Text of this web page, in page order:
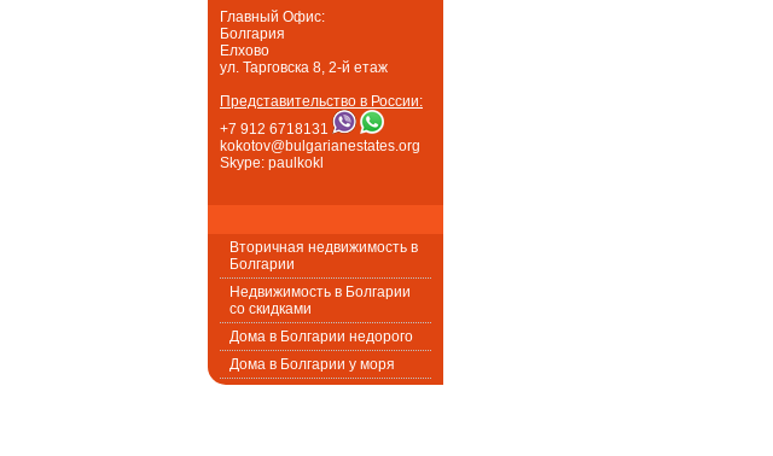
Главный Офис:
Болгария
Елхово
ул. Тарговска 8, 2-й етаж
Представительство в России:
+7 912 6718131
kokotov@bulgarianestates.org
Skype: paulkokl
Вторичная недвижимость в
Болгарии
Недвижимость в Болгарии
со скидками
Дома в Болгарии недорого
Дома в Болгарии у моря